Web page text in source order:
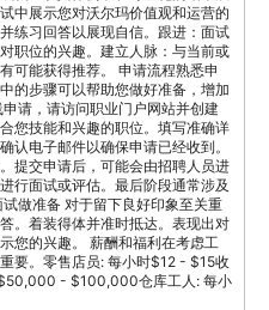
中展示您对沃尔玛价值观和运营的
练习回答以展现自信。跟进：面试
职位的兴趣。建立人脉：与当前或
可能获得推荐。 申请流程熟悉申
的步骤可以帮助您做好准备，增加
请，请访问职业门户网站并创建
您技能和兴趣的职位。填写准确详
认电子邮件以确保申请已经收到。
提交申请后，可能会由招聘人员进
行面试或评估。最后阶段通常涉及
做准备 对于留下良好印象至关重
。着装得体并准时抵达。表现出对
您的兴趣。 薪酬和福利在考虑工
要。零售店员: 每小时$12 - $15收
- $100,000仓库工人: 每小